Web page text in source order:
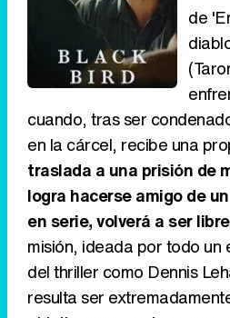
de
cuando, tras ser
en la cárcel, recibe una
traslada a una prisión de
logra hacerse amigo de
en serie, volverá a ser libre
misión, ideada por todo un
del thriller como Dennis
resulta ser